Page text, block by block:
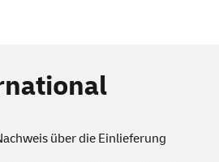
über die Einlieferung